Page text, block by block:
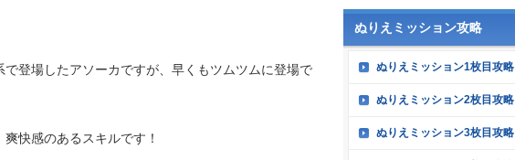
登場したアソーカですが、早くもツムツムに登場で
快感のあるスキルです！
ぬりえミッション攻略
ぬりえミッション1枚目攻略
ぬりえミッション2枚目攻略
ぬりえミッション3枚目攻略